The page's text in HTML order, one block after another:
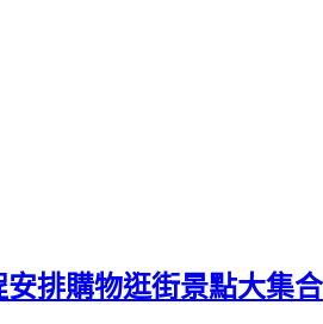
安排購物逛街景點大集合